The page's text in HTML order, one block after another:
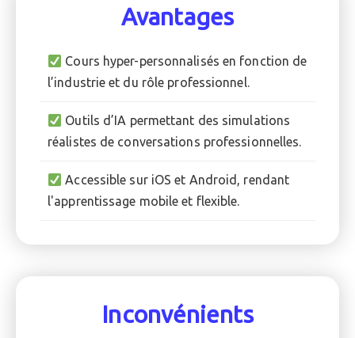
Avantages
Cours hyper-personnalisés en fonction de
l’industrie et du rôle professionnel.
Outils d’IA permettant des simulations
réalistes de conversations professionnelles.
Accessible sur iOS et Android, rendant
l'apprentissage mobile et flexible.
Inconvénients